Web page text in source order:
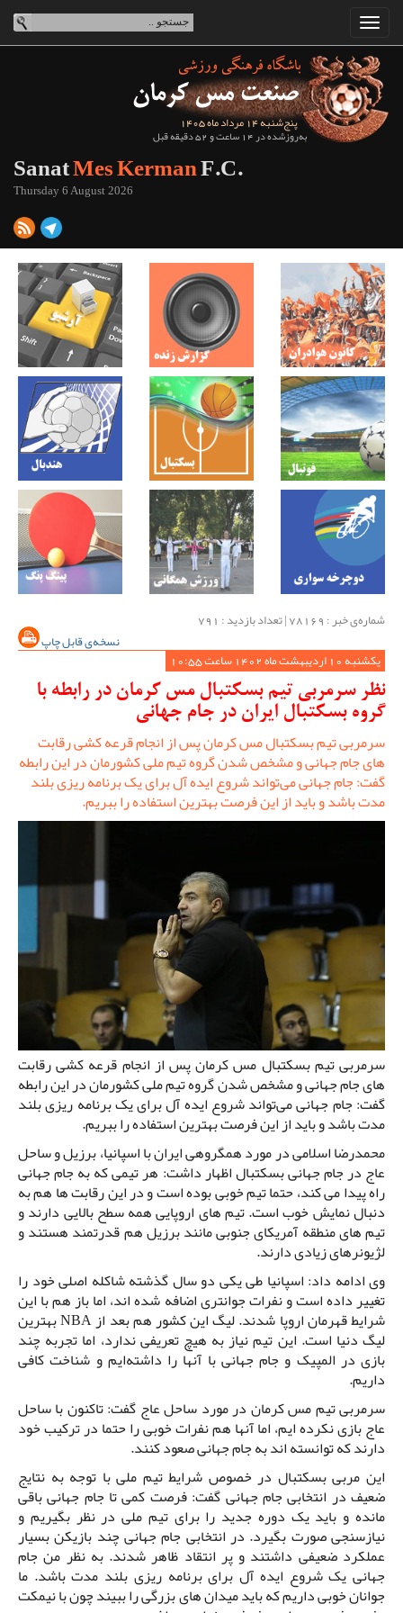
پنج‌شنبه 14 مرداد ماه 1405
به‌روزشده در 14 ساعت و 52 دقیقه قبل
SanatMes KermanF.C.
Thursday 6 August 2026
شماره‌ی خبر : ‌78169 | تعداد بازدید : 791
نسخه‌ی قابل چاپ
یکشنبه 10 اردیبهشت ماه 1402 ساعت 10:55
نظر سرمربی تیم بسکتبال مس کرمان در رابطه با
گروه بسکتبال ایران در جام جهانی
سرمربی تیم بسکتبال مس کرمان پس از انجام قرعه کشی رقابت
های جام جهانی و مشخص شدن گروه تیم ملی کشورمان در این رابطه
گفت: جام جهانی می‌تواند شروع ایده آل برای یک برنامه ریزی بلند
مدت باشد و باید از این فرصت بهترین استفاده را ببریم.
سرمربی تیم بسکتبال مس کرمان پس از انجام قرعه کشی رقابت
های جام جهانی و مشخص شدن گروه تیم ملی کشورمان در این رابطه
گفت: جام جهانی می‌تواند شروع ایده آل برای یک برنامه ریزی بلند
مدت باشد و باید از این فرصت بهترین استفاده را ببریم.
محمدرضا اسلامی در مورد همگروهی ایران با اسپانیا، برزیل و ساحل
عاج در جام جهانی بسکتبال اظهار داشت: هر تیمی که به جام جهانی
راه پیدا می کند، حتما تیم خوبی بوده است و در این رقابت ها هم به
دنبال نمایش خوب است. تیم های اروپایی همه سطح بالایی دارند و
تیم های منطقه آمریکای جنوبی مانند برزیل هم قدرتمند هستند و
لژیونرهای زیادی دارند.
وی ادامه داد: اسپانیا طی یکی دو سال گذشته شاکله اصلی خود را
تغییر داده است و نفرات جوانتری اضافه شده اند، اما باز هم با این
شرایط قهرمان اروپا شدند. لیگ این کشور هم بعد از NBA بهترین
لیگ دنیا است. این تیم نیاز به هیچ تعریفی ندارد، اما تجربه چند
بازی در المپیک و جام جهانی با آنها را داشته‌ایم و شناخت کافی
داریم.
سرمربی تیم مس کرمان در مورد ساحل عاج گفت: تاکنون با ساحل
عاج بازی نکرده ایم، اما آنها هم نفرات خوبی را حتما در ترکیب خود
دارند که توانسته اند به جام جهانی صعود کنند.
این مربی بسکتبال در خصوص شرایط تیم ملی با توجه به نتایج
ضعیف در انتخابی جام جهانی گفت: فرصت کمی تا جام جهانی باقی
مانده و باید یک دوره جدید را برای تیم ملی در نظر بگیریم و
نیازسنجی صورت بگیرد. در انتخابی جام جهانی چند بازیکن بسیار
عملکرد ضعیفی داشتند و پر انتقاد ظاهر شدند. به نظر من جام
جهانی یک شروع ایده آل برای برنامه ریزی بلند مدت باشد. ما
جوانان خوبی داریم که باید میدان های بزرگی را ببیند چون با نیمکت